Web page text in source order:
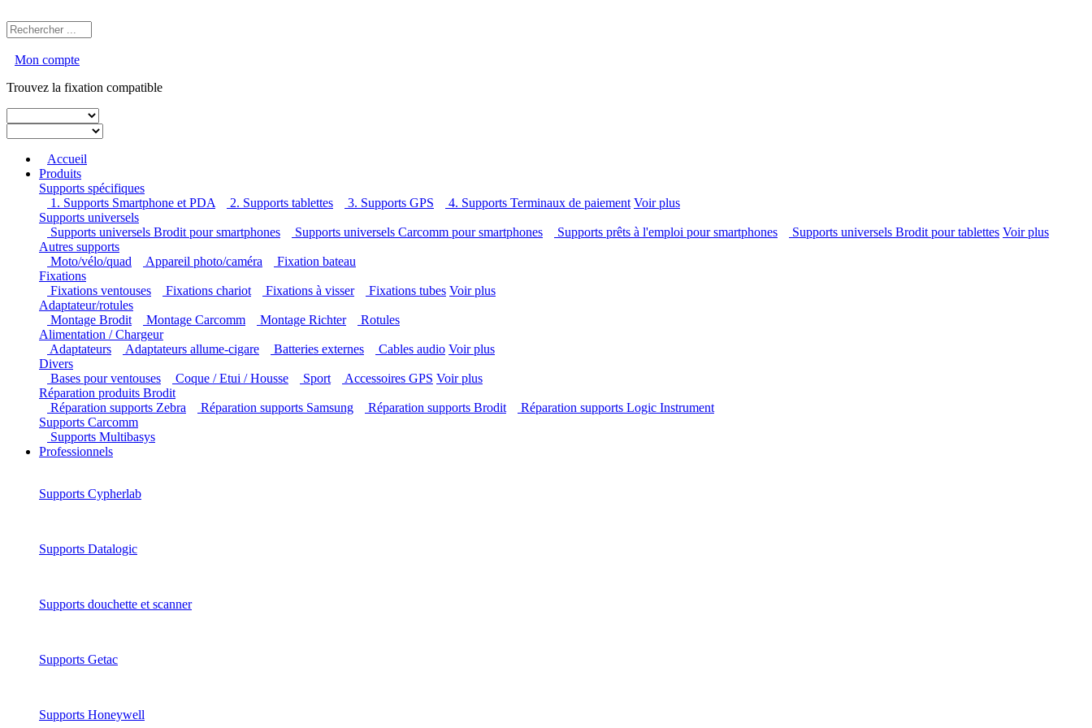
Mon compte
Trouvez la fixation compatible
Accueil
Produits
Supports spécifiques
1. Supports Smartphone et PDA
2. Supports tablettes 3. Supports GPS 4. Supports Terminaux de paiement Voir plus
Supports universels
Supports universels Brodit pour smartphones
Supports universels Carcomm pour smartphones Supports prêts à l'emploi pour smartphones Supports universels Brodit pour tablettes Voir plus
Autres supports
Moto/vélo/quad
Appareil photo/caméra
Fixation bateau
Fixations
Fixations ventouses
Fixations chariot Fixations à visser Fixations tubes Voir plus
Adaptateur/rotules
Montage Brodit
Montage Carcomm Montage Richter
Rotules
Alimentation / Chargeur
Adaptateurs
Adaptateurs allume-cigare Batteries externes Cables audio Voir plus
Divers
Bases pour ventouses
Coque / Etui / Housse Sport Accessoires GPS Voir plus
Réparation produits Brodit
Réparation supports Zebra
Réparation supports Samsung Réparation supports Brodit
Réparation supports Logic Instrument
Supports Carcomm
Supports Multibasys
Professionnels
Supports Cypherlab
Supports Datalogic
Supports douchette et scanner
Supports Getac
Supports Honeywell